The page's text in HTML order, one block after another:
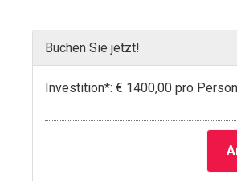
Buchen Sie jetzt!
Investition*: € 1400,00 pro Person